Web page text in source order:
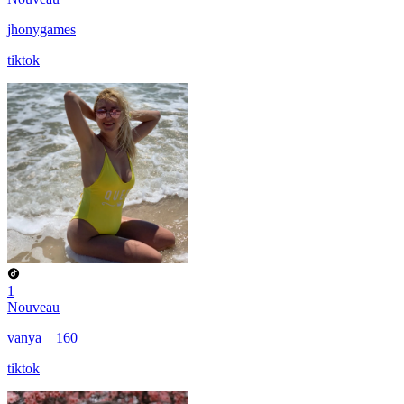
jhonygames
tiktok
1
Nouveau
vanya__160
tiktok